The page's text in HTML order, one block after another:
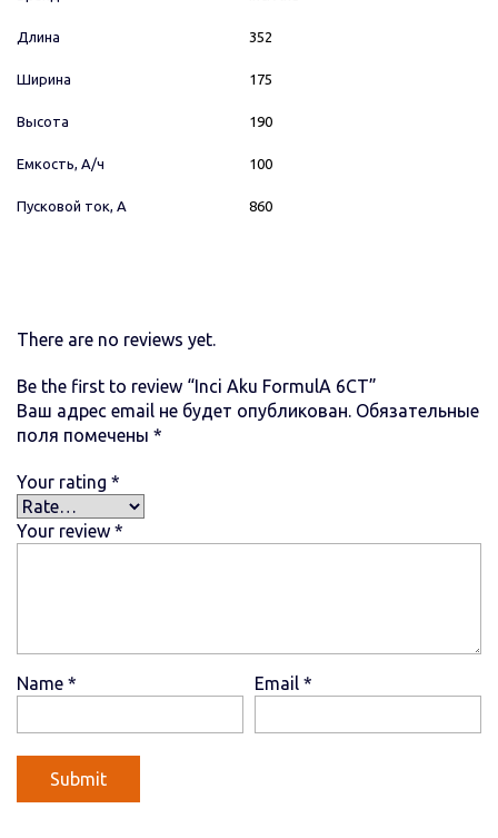
Длина 352
Ширина 175
Высота 190
Емкость, А/ч 100
Пусковой ток, А 860
There are no reviews yet.
Be the first to review “Inci Aku FormulА 6СТ”
Ваш адрес email не будет опубликован. Обязательные
поля помечены *
Your rating *
Your review *
Name * Email *